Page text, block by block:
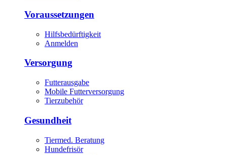
Voraussetzungen
Hilfsbedürftigkeit
Anmelden
Versorgung
Futterausgabe
Mobile Futterversorgung
Tierzubehör
Gesundheit
Tiermed. Beratung
Hundefrisör